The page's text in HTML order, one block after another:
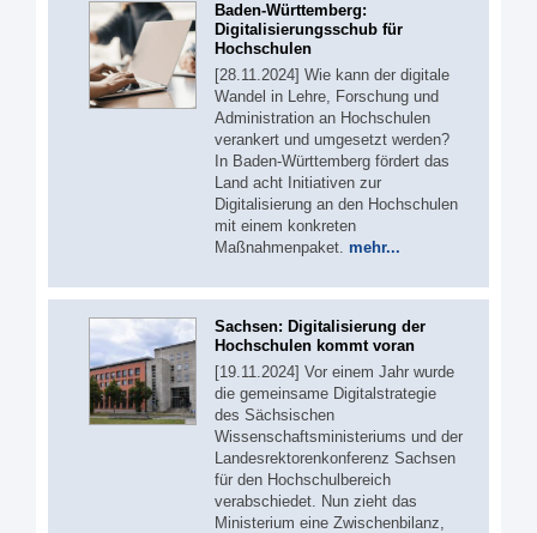
Baden-Württemberg:
Digitalisierungsschub für
Hochschulen
[28.11.2024] Wie kann der digitale
Wandel in Lehre, Forschung und
Administration an Hochschulen
verankert und umgesetzt werden?
In Baden-Württemberg fördert das
Land acht Initiativen zur
Digitalisierung an den Hochschulen
mit einem konkreten
Maßnahmenpaket. mehr...
Sachsen: Digitalisierung der
Hochschulen kommt voran
[19.11.2024] Vor einem Jahr wurde
die gemeinsame Digitalstrategie
des Sächsischen
Wissenschaftsministeriums und der
Landesrektorenkonferenz Sachsen
für den Hochschulbereich
verabschiedet. Nun zieht das
Ministerium eine Zwischenbilanz,